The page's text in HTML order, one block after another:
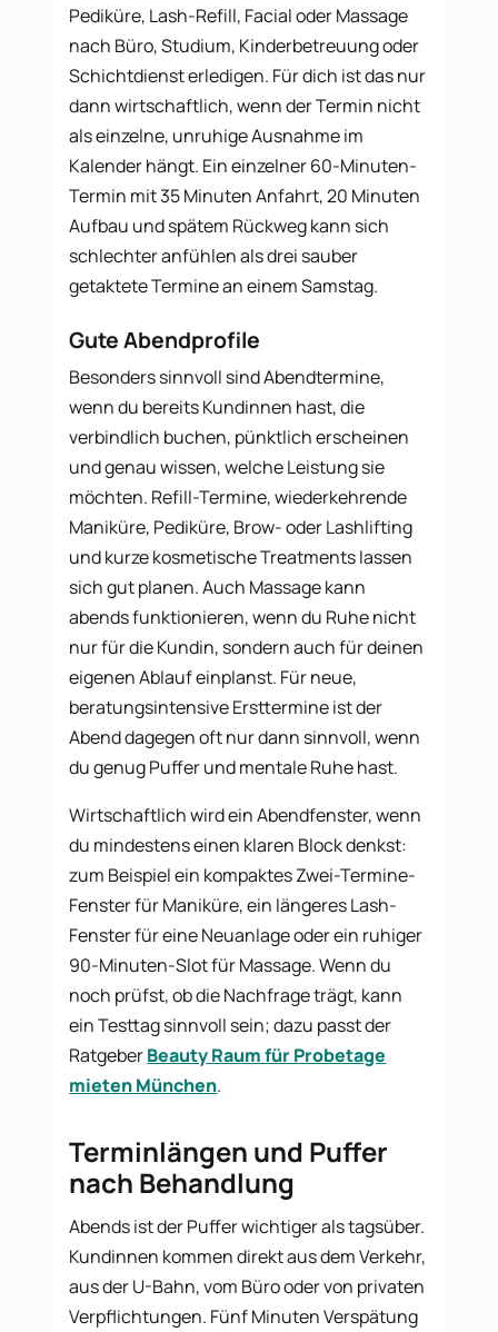
Pediküre, Lash-Refill, Facial oder Massage
nach Büro, Studium, Kinderbetreuung oder
Schichtdienst erledigen. Für dich ist das nur
dann wirtschaftlich, wenn der Termin nicht
als einzelne, unruhige Ausnahme im
Kalender hängt. Ein einzelner 60-Minuten-
Termin mit 35 Minuten Anfahrt, 20 Minuten
Aufbau und spätem Rückweg kann sich
schlechter anfühlen als drei sauber
getaktete Termine an einem Samstag.
Gute Abendprofile
Besonders sinnvoll sind Abendtermine,
wenn du bereits Kundinnen hast, die
verbindlich buchen, pünktlich erscheinen
und genau wissen, welche Leistung sie
möchten. Refill-Termine, wiederkehrende
Maniküre, Pediküre, Brow- oder Lashlifting
und kurze kosmetische Treatments lassen
sich gut planen. Auch Massage kann
abends funktionieren, wenn du Ruhe nicht
nur für die Kundin, sondern auch für deinen
eigenen Ablauf einplanst. Für neue,
beratungsintensive Ersttermine ist der
Abend dagegen oft nur dann sinnvoll, wenn
du genug Puffer und mentale Ruhe hast.
Wirtschaftlich wird ein Abendfenster, wenn
du mindestens einen klaren Block denkst:
zum Beispiel ein kompaktes Zwei-Termine-
Fenster für Maniküre, ein längeres Lash-
Fenster für eine Neuanlage oder ein ruhiger
90-Minuten-Slot für Massage. Wenn du
noch prüfst, ob die Nachfrage trägt, kann
ein Testtag sinnvoll sein; dazu passt der
RatgeberBeauty Raum für Probetage
mieten München.
Terminlängen und Puffer
nach Behandlung
Abends ist der Puffer wichtiger als tagsüber.
Kundinnen kommen direkt aus dem Verkehr,
aus der U-Bahn, vom Büro oder von privaten
Verpflichtungen. Fünf Minuten Verspätung